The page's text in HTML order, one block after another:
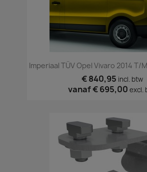
Imperiaal TÜV Opel Vivaro 2014 T/
€ 840,95 incl. btw
vanaf€ 695,00 excl.